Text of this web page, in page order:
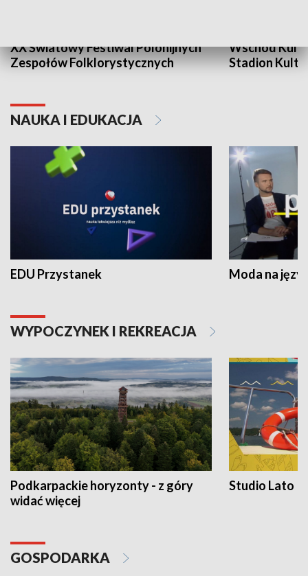
XX Światowy Festiwal Polonijnych
Zespołów Folklorystycznych
Wschód
Stadion
NAUKA I EDUKACJA
EDU Przystanek Moda na
WYPOCZYNEK I REKREACJA
Podkarpackie horyzonty - z góry
widać więcej
Studio Lato
GOSPODARKA